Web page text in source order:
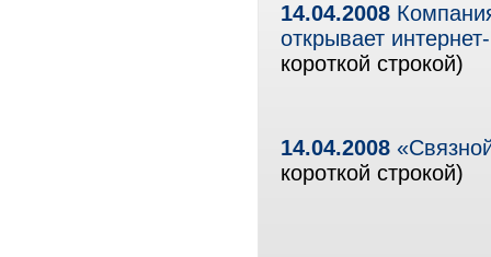
14.04.2008
открывает
короткой строкой)
14.04.2008
короткой строкой)